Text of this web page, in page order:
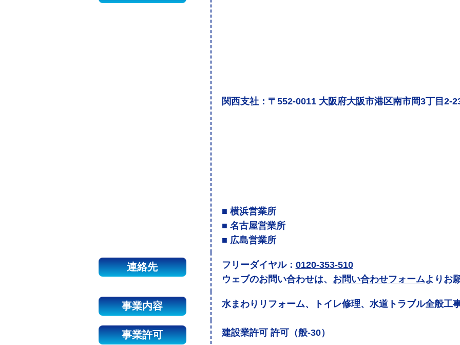
関西支社：〒552-0011 大阪府大阪市港区南市岡3丁目2-
■ 横浜営業所
■ 名古屋営業所
■ 広島営業所
連絡先 フリーダイヤル： 0120-353-510
ウェブのお問い合わせは、 お問い合わせフォームよりお
事業内容 水まわりリフォーム、トイレ修理、水道トラブル全般工
事業許可 建設業許可 許可（般-30）